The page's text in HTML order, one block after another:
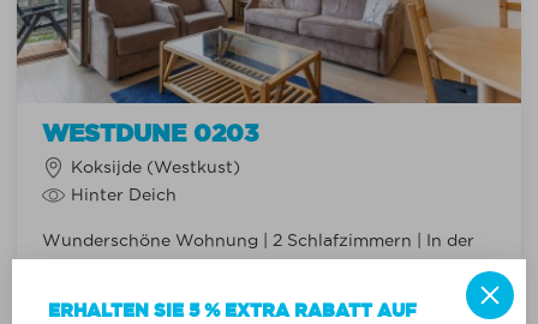
WESTDUNE 0203
Koksijde (Westkust)
Hinter Deich
Wunderschöne Wohnung | 2 Schlafzimmern | In der
Max. 5 2
ERHALTEN SIE 5 % EXTRA RABATT AUF